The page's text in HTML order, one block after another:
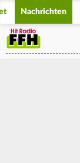
Nachrichten